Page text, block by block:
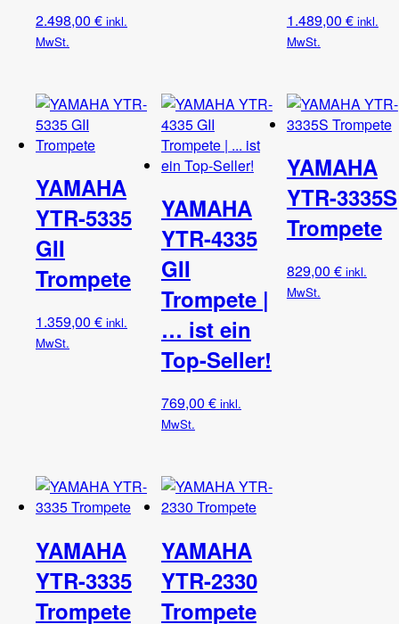
2.498,00 € inkl.
MwSt.
1.489,00 € inkl.
MwSt.
YAMAHA
YTR-5335
GII
Trompete
1.359,00 € inkl.
MwSt.
YAMAHA
YTR-4335
GII
Trompete |
… ist ein
Top-Seller!
769,00 € inkl.
MwSt.
YAMAHA
YTR-3335S
Trompete
829,00 € inkl.
MwSt.
YAMAHA
YTR-3335
Trompete
YAMAHA
YTR-2330
Trompete